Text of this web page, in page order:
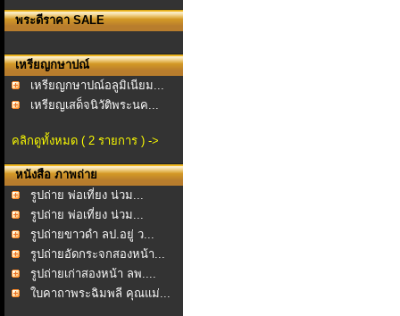
พระดีราคา SALE
เหรียญกษาปณ์
เหรียญกษาปณ์อลูมิเนียม...
เหรียญเสด็จนิวัติพระนค...
คลิกดูทั้งหมด ( 2 รายการ ) ->
หนังสือ ภาพถ่าย
รูปถ่าย พ่อเที่ยง น่วม...
รูปถ่าย พ่อเที่ยง น่วม...
รูปถ่ายขาวดำ ลป.อยู่ ว...
รูปถ่ายอัดกระจกสองหน้า...
รูปถ่ายเก่าสองหน้า ลพ....
ใบคาถาพระฉิมพลี คุณแม่...